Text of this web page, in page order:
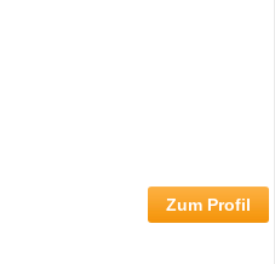
Zum Profil